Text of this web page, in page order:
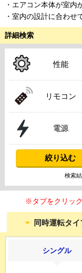
・エアコン本体が室内
・室内の設計に合わせ
詳細検索
性能
リモコン
電源
検索
※タブをクリッ
同時運転タイ
シングル